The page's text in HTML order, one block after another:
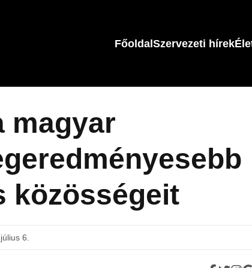
FőoldalSzervezeti hírek
magyar
közösségeit
6.